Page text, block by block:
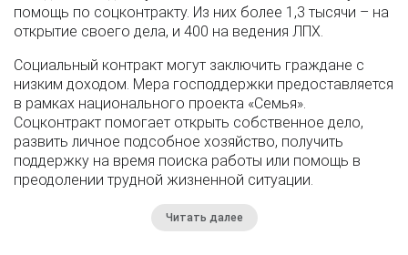
помощь по соцконтракту. Из них более 1,3 тысячи – на
открытие своего дела, и 400 на ведения ЛПХ.
Социальный контракт могут заключить граждане с
низким доходом. Мера господдержки предоставляется
в рамках национального проекта «Семья».
Соцконтракт помогает открыть собственное дело,
развить личное подсобное хозяйство, получить
поддержку на время поиска работы или помощь в
преодолении трудной жизненной ситуации.
Читать далее